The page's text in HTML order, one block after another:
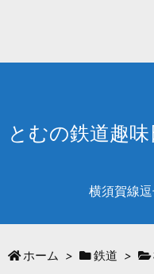
とむの鉄道趣
横須賀線
ホーム > 鉄道 >